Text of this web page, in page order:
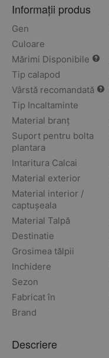
Informații produs
Gen
Culoare
Mărimi Disponibile
Tip calapod
Vârstă recomandată
Tip Incaltaminte
Material branț
Suport pentru bolta
plantara
Intaritura Calcai
Material exterior
Material interior /
captușeala
Material Talpă
Destinatie
Grosimea tălpii
Inchidere
Sezon
Fabricat în
Brand
Descriere